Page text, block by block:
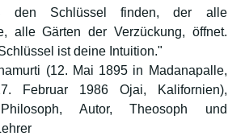
den Schlüssel finden, der alle
alle Gärten der Verzückung, öffnet.
ist deine Intuition."
(12. Mai 1895 in Madanapalle,
Februar 1986 Ojai, Kalifornien),
Autor, Theosoph und